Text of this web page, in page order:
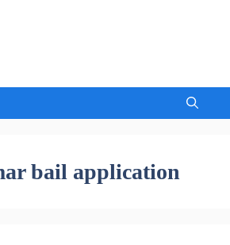
bail application